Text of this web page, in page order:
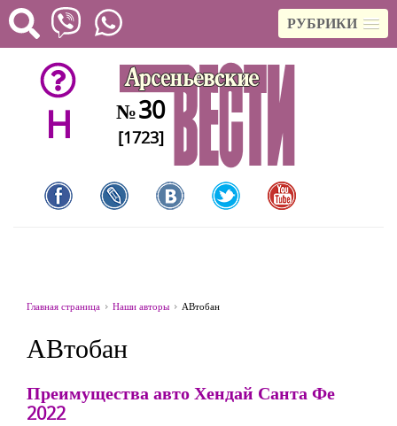
РУБРИКИ
H №30
[1723]
Главная страница Наши авторы АВтобан
АВтобан
Преимущества авто Хендай Санта Фе
2022